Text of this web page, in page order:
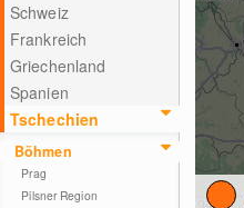
Schweiz
Frankreich
Griechenland
Spanien
Tschechien
Böhmen
Prag
Pilsner Region